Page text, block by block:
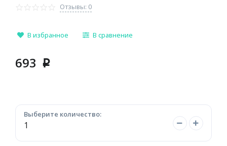
Отзывы: 0
В избранное В сравнение
693 p
Выберите количество: